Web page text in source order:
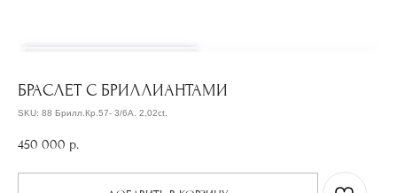
БРАСЛЕТ С БРИЛЛИАНТАМИ
SKU: 88 Брилл.Кр.57- 3/6А. 2,02ct.
450 000 р.